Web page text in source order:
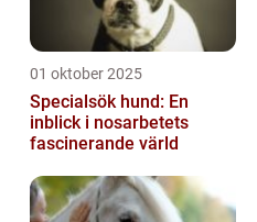
01 oktober 2025
Specialsök hund: En
inblick i nosarbetets
fascinerande värld